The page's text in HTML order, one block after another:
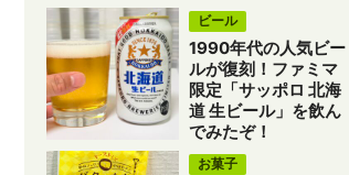
ビール
1990年代の人気ビー
ルが復刻！ファミマ
限定「サッポロ 北海
道 生ビール」を飲ん
でみたぞ！
お菓子